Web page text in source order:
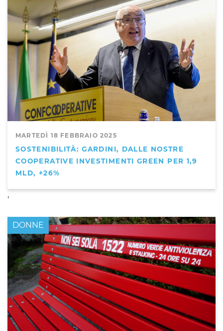
MARTEDÌ 18 FEBBRAIO 2025
SOSTENIBILITÀ: GARDINI, DALLE NOSTRE
COOPERATIVE INVESTIMENTI GREEN PER 1,9
MLD, +26%
,
DONNE